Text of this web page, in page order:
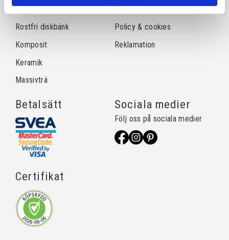
Natursten
Rostfri diskbänk
Komposit
Keramik
Massivträ
Köpvillkor
Policy & cookies
Reklamation
Betalsätt
Certifikat
Sociala medier
Följ oss på sociala medier